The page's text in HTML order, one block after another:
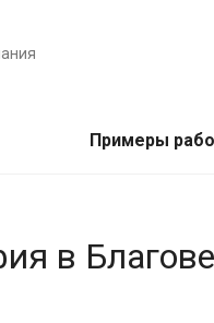
Примеры
в